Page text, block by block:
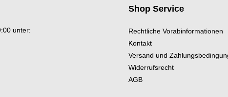
unter:
Shop Service
Rechtliche Vorabinformationen
Kontakt
Versand und
Widerrufsrecht
AGB